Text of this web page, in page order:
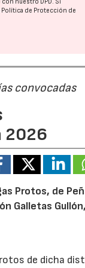
Política de Protección de
convocadas
2026
Protos, de
Galletas
de dicha